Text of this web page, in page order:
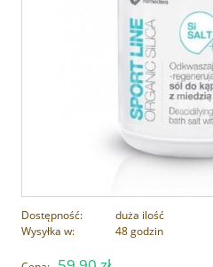
Dostępność:
duża ilość
Wysyłka w:
48 godzin